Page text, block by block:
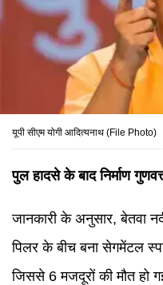
यूपी सीएम योगी आदित्यनाथ (File Photo)
पुल हादसे के बाद निर्माण
जानकारी के अनुसार, बेतवा
पिलर के बीच बना सेगमेंटल
जिससे 6 मजदूरों की मौत हो